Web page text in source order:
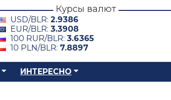
Курсы валют
USD/BLR: 2.9386
EUR/BLR: 3.3908
100 RUR/BLR: 3.6365
10 PLN/BLR: 7.8897
ИНТЕРЕСНО